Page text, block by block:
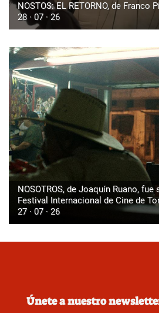
NOSTOS: EL RETORNO, de Franco
28 · 07 · 26
NOSOTROS, de Joaquín Ruano, fue
Festival Internacional de Cine de
27 · 07 · 26
Únete a nuestro